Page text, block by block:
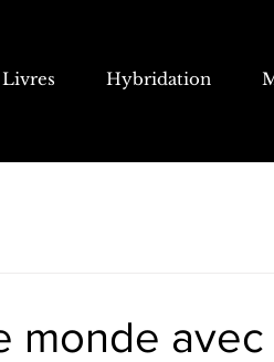
Livres Hybridation
monde avec